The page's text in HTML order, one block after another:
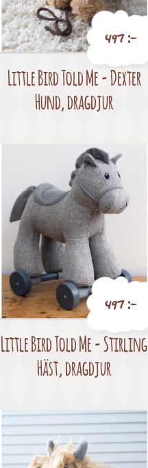
Pris
497 :-
Little Bird Told Me - Dexter
Hund, dragdjur
Pris
497 :-
Little Bird Told Me - Stirling
Häst, dragdjur